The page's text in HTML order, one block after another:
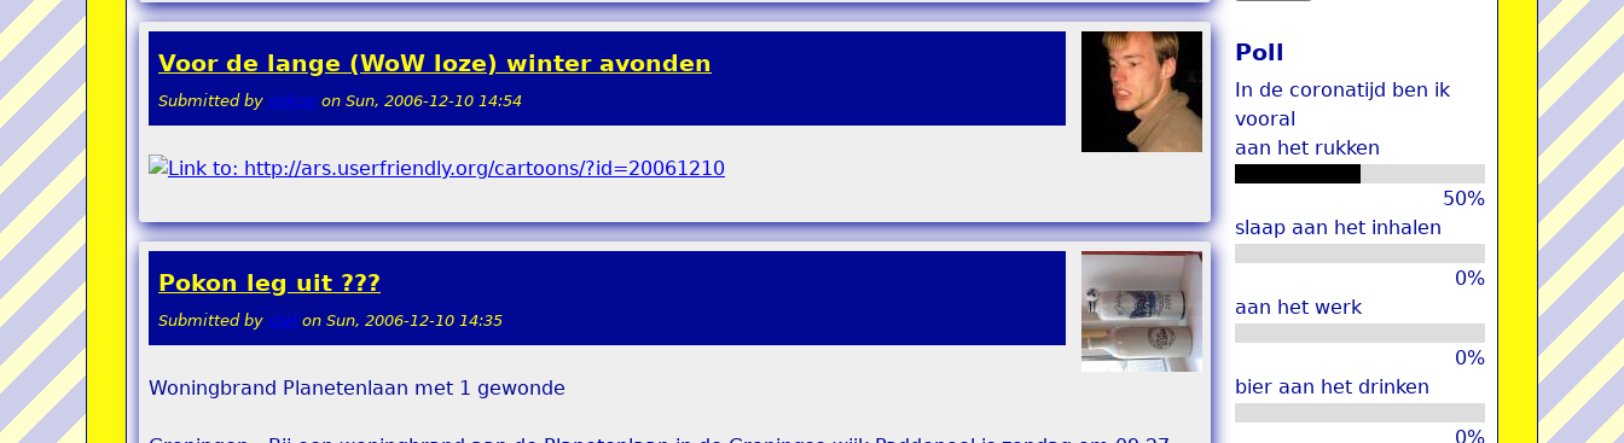
Voor de lange (WoW loze) winter avonden
Submitted by pokon on Sun, 2006-12-10 14:54
Pokon leg uit ???
Submitted by stel on Sun, 2006-12-10 14:35
Woningbrand Planetenlaan met 1 gewonde
Poll
In de coronatijd ben ik
vooral
aan het rukken
50%
slaap aan het inhalen
0%
aan het werk
0%
bier aan het drinken
0%